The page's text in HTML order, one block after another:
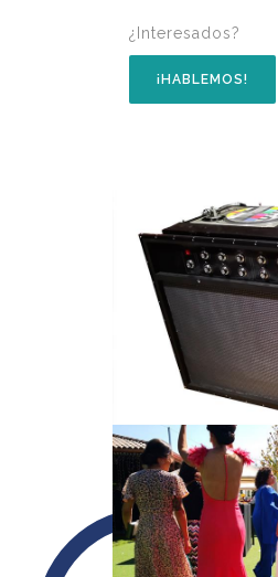
¿Interesados?
¡HABLEMOS!